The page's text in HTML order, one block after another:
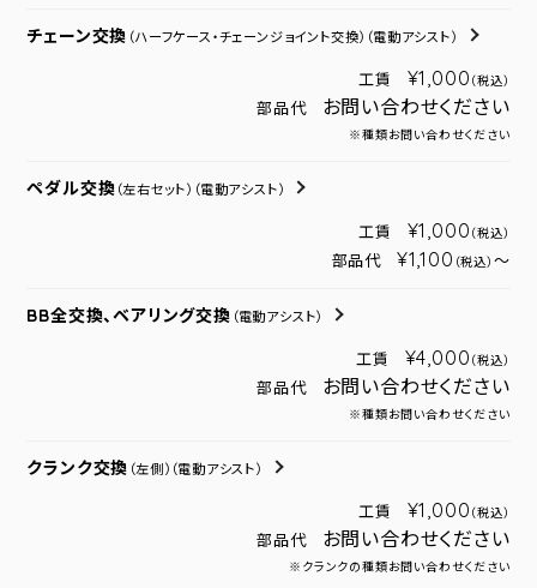
チェーン交換 （ハーフケース・チェーンジョイント交換） （電動アシスト）
工賃 ¥1,000 （税込）
部品代 お問い合わせください
※種類お問い合わせください
ペダル交換 （左右セット） （電動アシスト）
工賃 ¥1,000 （税込）
部品代 ¥1,100 （税込） ～
BB全交換、ベアリング交換 （電動アシスト）
工賃 ¥4,000 （税込）
部品代 お問い合わせください
※種類お問い合わせください
クランク交換 （左側） （電動アシスト）
工賃 ¥1,000 （税込）
部品代 お問い合わせください
※クランクの種類お問い合わせください